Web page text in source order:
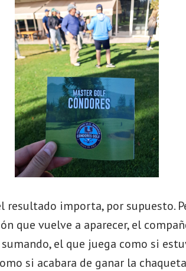
resultado importa, por supuesto.
que vuelve a aparecer, el
el que juega como si
si acabara de ganar la